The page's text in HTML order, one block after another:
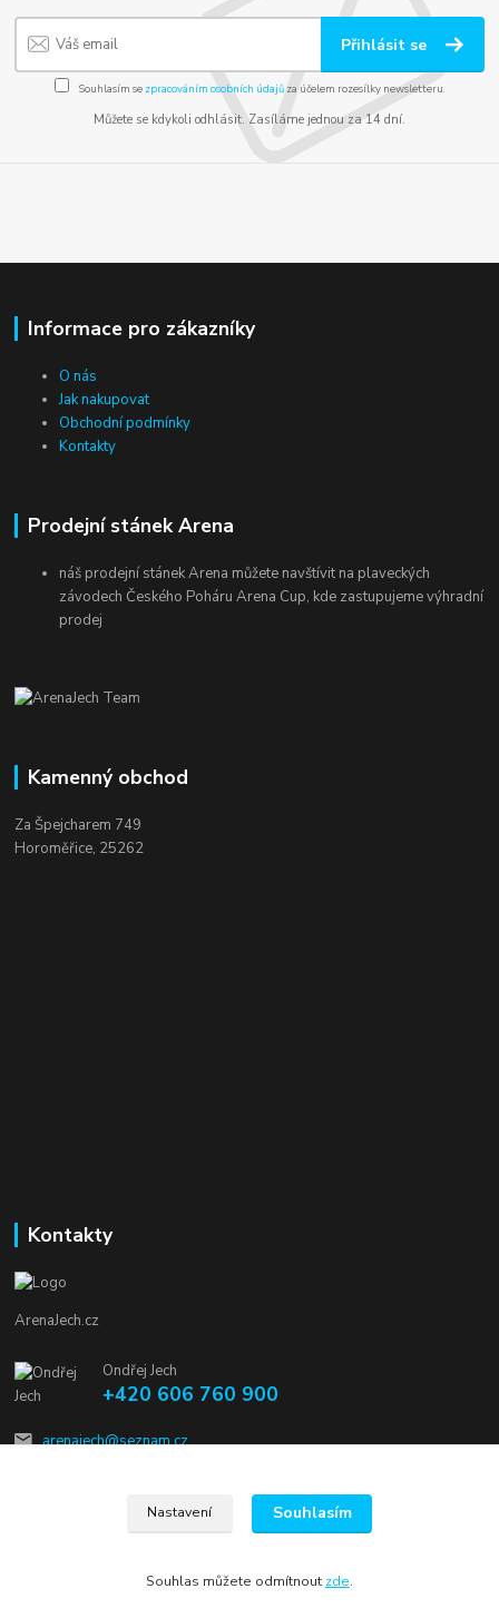
Přihlásit se
Souhlasím se zpracováním osobních údajůza účelem rozesílky newsletteru.
Můžete se kdykoli odhlásit. Zasíláme jednou za 14 dní.
Informace pro zákazníky
O nás
Jak nakupovat
Obchodní podmínky
Kontakty
Prodejní stánek Arena
náš prodejní stánek Arena můžete navštívit na plaveckých
závodech Českého Poháru Arena Cup, kde zastupujeme výhradní
prodej
Kamenný obchod
Za Špejcharem 749
Horoměřice, 25262
Kontakty
ArenaJech.cz
Ondřej Jech
+420 606 760 900
arenajech@seznam.cz
Nastavení Souhlasím
Souhlas můžete odmítnout zde.